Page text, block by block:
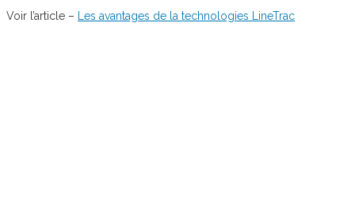
Voir l’article – Les avantages de la technologies LineTrac